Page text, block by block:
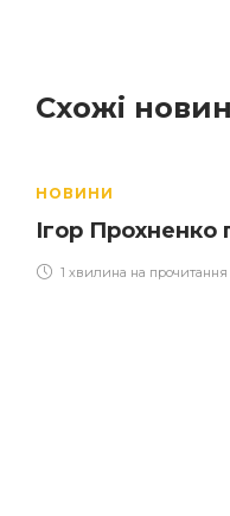
Схожі
НОВИНИ
Ігор Прохненко
1 хвилина на прочитання